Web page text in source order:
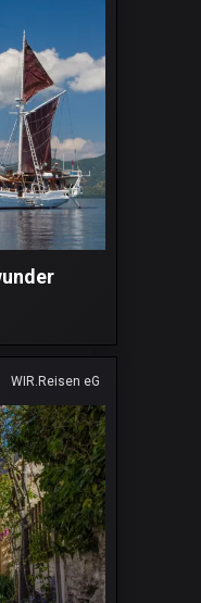
WIR.Reisen eG